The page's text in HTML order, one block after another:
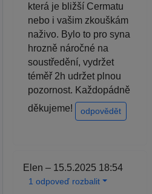
která je bližší Cermatu
nebo i vašim zkouškám
naživo. Bylo to pro syna
hrozně náročné na
soustředění, vydržet
téměř 2h udržet plnou
pozornost. Každopádně
děkujeme!
odpovědět
Elen – 15.5.2025 18:54
1 odpoveď rozbalit